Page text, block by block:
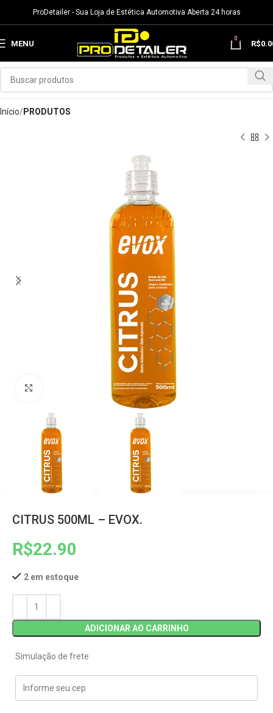
ProDetailer - Sua Loja de Estética Automotiva Aberta 24 horas
MENU
0
R$
Início PRODUTOS
Clique para ampliar
CITRUS 500ML – EVOX.
R$22.90
2 em estoque
ADICIONAR AO CARRINHO
Simulação de frete